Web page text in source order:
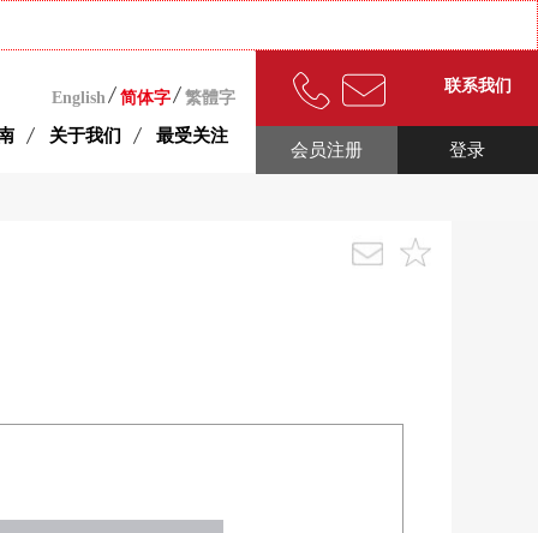
English 简体字 繁體字
关于我们 最受关注
联系我们
登录
会员注册